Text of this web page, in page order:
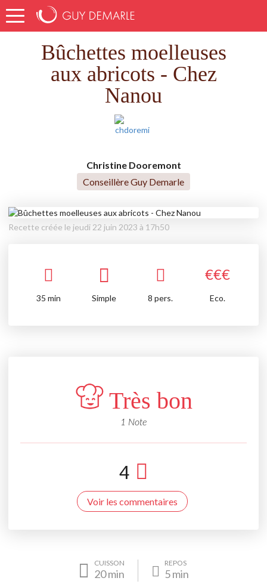
Accueil
Recettes
Bûchettes moelleuses aux abricots - Chez Nanou
Bûchettes moelleuses
aux abricots - Chez
Nanou
Christine Dooremont
Conseillère Guy Demarle
Recette créée le jeudi 22 juin 2023 à 17h50
€€€
35 min Simple 8 pers. Eco.
Très bon
1 Note
4
Voir les commentaires
CUISSON
20min
REPOS
5min